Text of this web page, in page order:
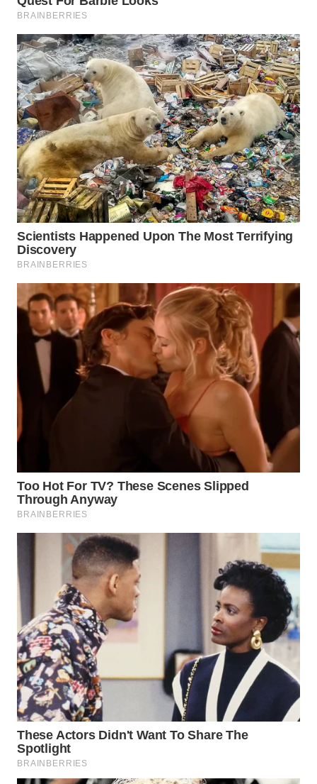
WN
WN
TAPANULI
SELATAN
WN
TANJUNG
LESUNG
WN
KARO
WN
SIMALUNGUN
WN
LABUHANBATU
TAPANULI
TENGAH
WN
TEBING
TINGGI
WN
KARAWANG
WN
BEKASI
WN
BOGOR
WN
DEPOK